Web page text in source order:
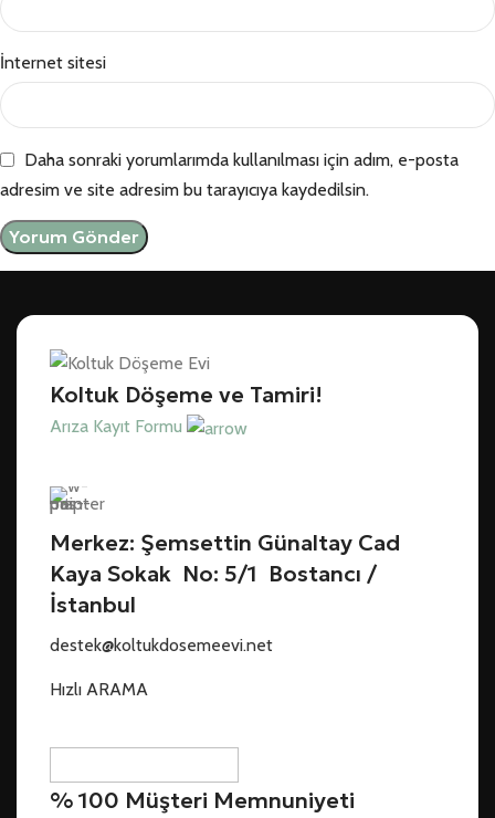
İnternet sitesi
Daha sonraki yorumlarımda kullanılması için adım, e-posta
adresim ve site adresim bu tarayıcıya kaydedilsin.
Koltuk Döşeme ve Tamiri!
Arıza Kayıt Formu
Merkez: Şemsettin Günaltay Cad
Kaya Sokak No: 5/1 Bostancı /
İstanbul
destek@koltukdosemeevi.net
Hızlı ARAMA
% 100 Müşteri Memnuniyeti